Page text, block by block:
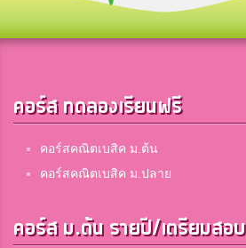
คอร์ส ทดลองเรียนฟรี
คอร์สคณิตเบสิค ม.ต้น
คอร์สคณิตเบสิค ม.ปลาย
คอร์ส ม.ต้น รายปี/เตรียมสอบ